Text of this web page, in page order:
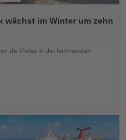
wächst im Winter um zehn
die Preise in der kommenden